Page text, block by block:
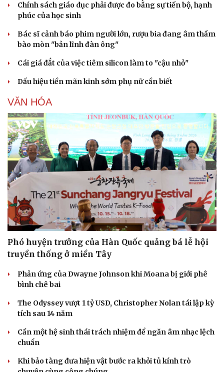
Sân khấu - Điện ảnh
Văn học
Âm nhạc
Di sản
Nghệ sĩ
Chính sách giáo dục phải được đo bằng sự tiến bộ, hạnh
phúc của học sinh
Bác sĩ cảnh báo phim người lớn, rượu bia đang âm thầm
bào mòn "bản lĩnh đàn ông"
Cái giá đắt của việc tiêm silicon làm to "cậu nhỏ"
Dấu hiệu tiền mãn kinh sớm phụ nữ cần biết
VĂN HÓA
Phó huyện trưởng của Hàn Quốc quảng bá lễ hội
truyền thống ở miền Tây
Phản ứng của Dwayne Johnson khi Moana bị giới phê
bình chê bai
The Odyssey vượt 1 tỷ USD, Christopher Nolan tái lập kỳ
tích sau 14 năm
Cần một hệ sinh thái trách nhiệm để ngăn âm nhạc lệch
chuẩn
Khi bảo tàng đưa hiện vật bước ra khỏi tủ kính trò